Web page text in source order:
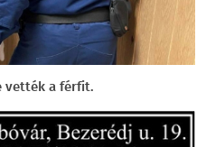
vették a férfit.